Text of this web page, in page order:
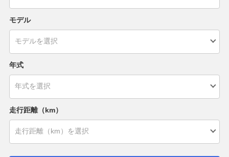
モデル
年式
走行距離（km）